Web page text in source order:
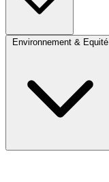
Environnement & Equité